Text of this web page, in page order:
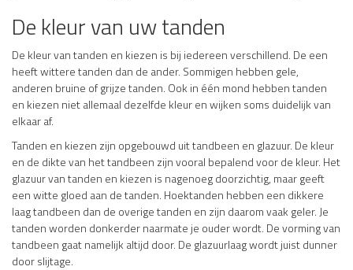
De kleur van uw tanden
De kleur van tanden en kiezen is bij iedereen verschillend. De een
heeft wittere tanden dan de ander. Sommigen hebben gele,
anderen bruine of grijze tanden. Ook in één mond hebben tanden
en kiezen niet allemaal dezelfde kleur en wijken soms duidelijk van
elkaar af.
Tanden en kiezen zijn opgebouwd uit tandbeen en glazuur. De kleur
en de dikte van het tandbeen zijn vooral bepalend voor de kleur. Het
glazuur van tanden en kiezen is nagenoeg doorzichtig, maar geeft
een witte gloed aan de tanden. Hoektanden hebben een dikkere
laag tandbeen dan de overige tanden en zijn daarom vaak geler. Je
tanden worden donkerder naarmate je ouder wordt. De vorming van
tandbeen gaat namelijk altijd door. De glazuurlaag wordt juist dunner
door slijtage.